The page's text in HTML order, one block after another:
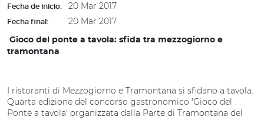
Fecha de inicio: 20 Mar 2017
Fecha final: 20 Mar 2017
Gioco del ponte a tavola: sfida tra mezzogiorno e
tramontana
I ristoranti di Mezzogiorno e Tramontana si sfidano a tavola.
Quarta edizione del concorso gastronomico 'Gioco del
Ponte a tavola' organizzata dalla Parte di Tramontana del